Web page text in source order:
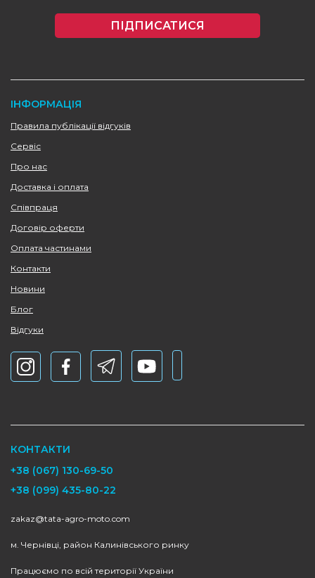
ПІДПИСАТИСЯ
ІНФОРМАЦІЯ
Правила публікації відгуків
Сервіс
Про нас
Доставка і оплата
Співпраця
Договір оферти
Оплата частинами
Контакти
Новини
Блог
Відгуки
КОНТАКТИ
+38 (067) 130-69-50
+38 (099) 435-80-22
zakaz@tata-agro-moto.com
м. Чернівці, район Калинівського ринку
Працюємо по всій території України